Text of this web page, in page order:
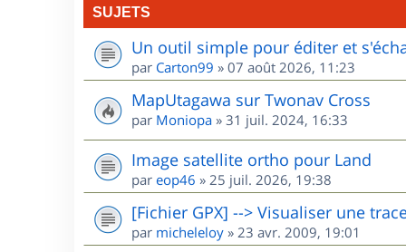
SUJETS
Un outil simple pour éditer et
par Carton99 » 07 août 2026, 11:23
MapUtagawa sur Twonav Cross
par Moniopa » 31 juil. 2024, 16:33
Image satellite ortho pour Land
par eop46 » 25 juil. 2026, 19:38
[Fichier GPX] --> Visualiser une
par micheleloy » 23 avr. 2009, 19:01